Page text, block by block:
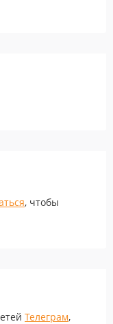
, чтобы
Телеграм,